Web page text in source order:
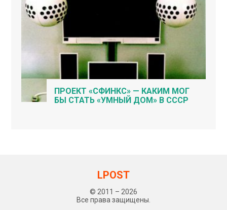
ПРОЕКТ «СФИНКС» — КАКИМ МОГ
БЫ СТАТЬ «УМНЫЙ ДОМ» В СССР
LPOST
© 2011 – 2026
Все права защищены.